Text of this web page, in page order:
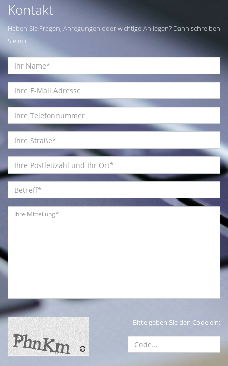
Kontakt
Haben Sie Fragen, Anregungen oder wichtige Anliegen? Dann schreiben
Sie mir!
Bitte geben Sie den Code ein: